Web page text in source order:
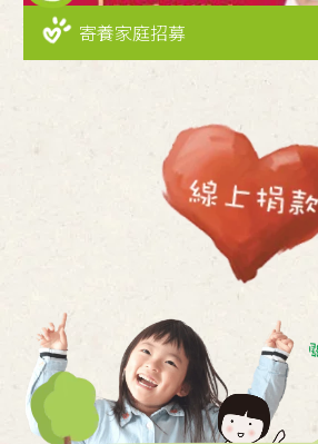
寄養家庭招募